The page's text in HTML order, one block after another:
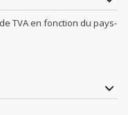
TVA en fonction du pays-